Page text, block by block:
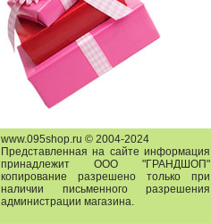
www.095shop.ru © 2004-2024
Представленная на сайте информация
принадлежит ООО "ГРАНДШОП"
копирование разрешено только при
наличии письменного разрешения
администрации магазина.